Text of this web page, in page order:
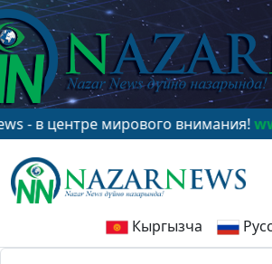
мирового внимания!
Кыргызча